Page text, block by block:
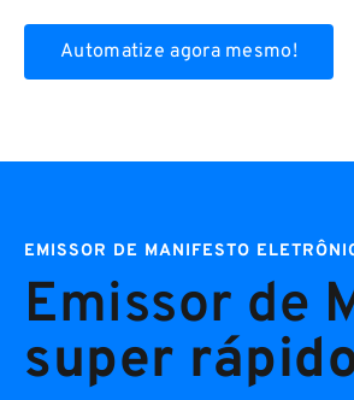
Automatize agora mesmo!
EMISSOR DE MANIFESTO
Emissor de
super